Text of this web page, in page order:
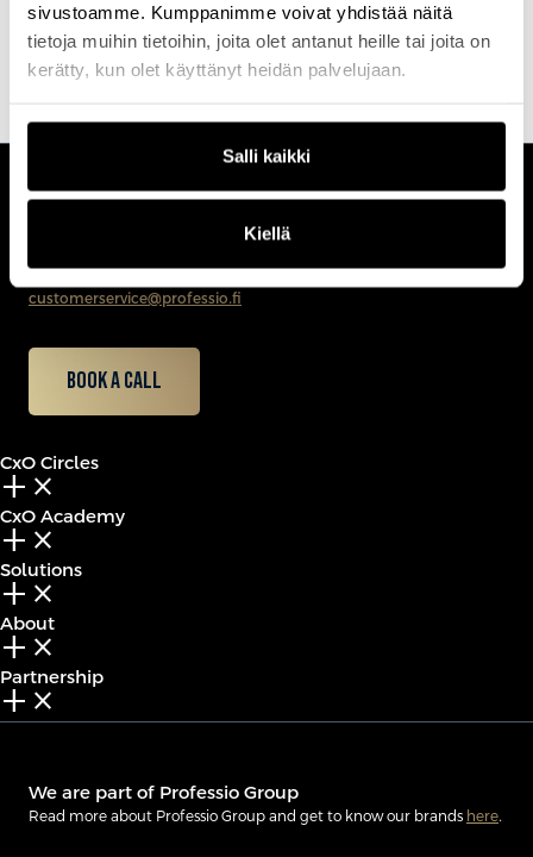
sivustoamme. Kumppanimme voivat yhdistää näitä
tietoja muihin tietoihin, joita olet antanut heille tai joita on
kerätty, kun olet käyttänyt heidän palvelujaan.
Salli kaikki
Kiellä
+358 (0)20 780 6220
customerservice@professio.fi
Book a call
CxO Circles
add_2 close
CxO Academy
add_2 close
Solutions
add_2 close
About
add_2 close
Partnership
add_2 close
We are part of Professio Group
Read more about Professio Group and get to know our brands here.